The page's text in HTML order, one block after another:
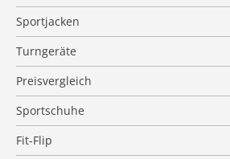
Sportjacken
Turngeräte
Preisvergleich
Sportschuhe
Fit-Flip